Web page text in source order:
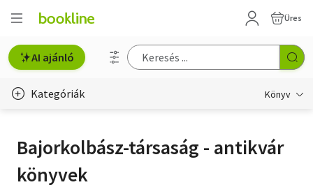
Üres
AI ajánló
Kategóriák Könyv
Erotika
Gyermek- és ifjúsági
Bajorkolbász-társaság - antikvár
könyvek